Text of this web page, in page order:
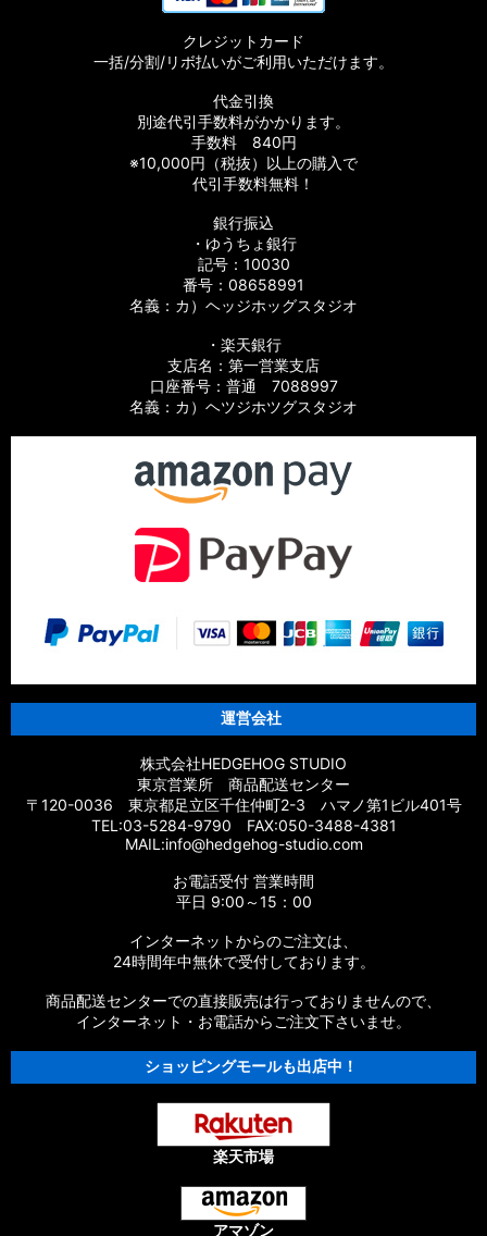
【シマノ】20SLX DC［SLX］純正パーツリスト
【シマノ】19SLX MGL［SLX］純正パーツリスト
【シマノ】19-20オシアコンクエスト リミテッド［OCEA
CONQUEST］純正パーツリスト
【シマノ】21グラップラー［GRAPPLER］純正パーツリスト
【シマノ】15アルデバラン BFS XG LIMITED［ALDEBARAN］
【シマノ】15アルデバラン［ALDEBARAN］純正パーツリスト
【シマノ】09アルデバラン Mg/Mg7［ALDEBARAN］純正パ
【シマノ】21スコーピオン MD［Scorpion］純正パーツリスト
【シマノ】17スコーピオン DC［Scorpion］純正パーツリスト
【シマノ】17スコーピオン BFS/BFS XG［Scorpion］純正パー
【シマノ】14スコーピオン［Scorpion］純正パーツリスト
【シマノ】16スコーピオン 70［Scorpion］純正パーツリスト
【シマノ】11スコーピオン DC［Scorpion］純正パーツリスト
【シマノ】10スコーピオン XT 1000［Scorpion］純正パーツ
リスト
【シマノ】04スコーピオン Mg 1000［Scorpion］純正パーツ
【シマノ】00スコーピオン 1000［Scorpion］純正パーツリス
【シマノ】11-13オシアカルカッタ［OCEA CALCUTTA］純正
クレジットカード
一括/分割/リボ払いがご利用いただけます。
代金引換
別途代引手数料がかかります。
手数料 840円
※10,000円（税抜）以上の購入で
代引手数料無料！
銀行振込
・ゆうちょ銀行
記号：10030
番号：08658991
名義：カ）ヘッジホッグスタジオ
・楽天銀行
支店名：第一営業支店
口座番号：普通 7088997
名義：カ）ヘツジホツグスタジオ
運営会社
株式会社HEDGEHOG STUDIO
東京営業所 商品配送センター
〒120-0036 東京都足立区千住仲町2-3 ハマノ第1ビル401号
TEL:03-5284-9790 FAX:050-3488-4381
MAIL:info@hedgehog-studio.com
お電話受付 営業時間
平日 9:00～15：00
インターネットからのご注文は、
24時間年中無休で受付しております。
商品配送センターでの直接販売は行っておりませんので、
インターネット・お電話からご注文下さいませ。
ショッピングモールも出店中！
楽天市場
アマゾン